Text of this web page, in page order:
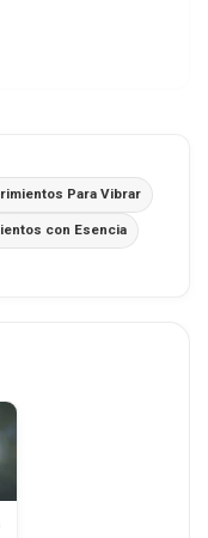
Para Vibrar
con Esencia